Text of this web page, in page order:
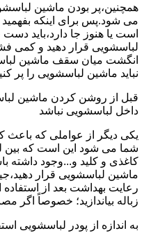
همچنین،پر بودن ماشین
می شود.پس برای اینکه
است یا هنوز جا دارد،باید
انگشت میان سقف ماشین
نباید ماشین لباسشویی را پر
قبل از روشن کردن ماشین
داخل لباسشویی نباشد
یکی دیگر از عواملی که
شما می شود این است که بین
کاغذی و کلید و...وجود داشته
ماشین لباسشویی قرار
رعایت بهداشت بعد از
زباله بیاندازید؛ خصوصاً
به اندازه از پودر لباسشویی